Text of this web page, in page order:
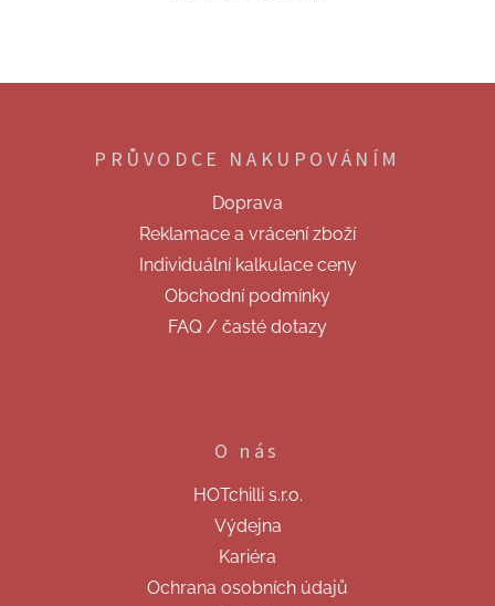
PRŮVODCE NAKUPOVÁNÍM
Doprava
Reklamace a vrácení zboží
Individuální kalkulace ceny
Obchodní podmínky
FAQ / časté dotazy
O nás
HOTchilli s.r.o.
Výdejna
Kariéra
Ochrana osobních údajů